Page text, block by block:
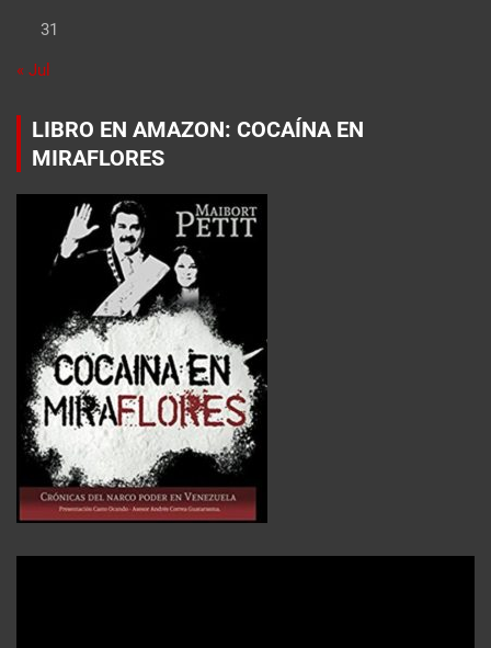
31
« Jul
LIBRO EN AMAZON: COCAÍNA EN
MIRAFLORES